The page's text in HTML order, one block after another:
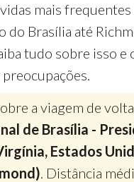
mais
do Brasília até
tudo sobre isso
a viagem de
de Brasília -
Estados
. Distância